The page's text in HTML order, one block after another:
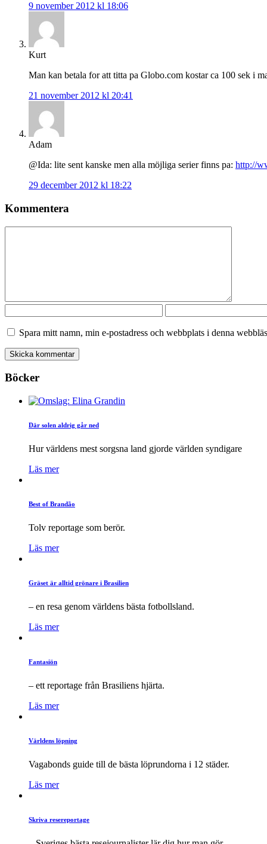
9 november 2012 kl 18:06
Kurt
Man kan betala for att titta pa Globo.com kostar ca 100 sek i
21 november 2012 kl 20:41
Adam
@Ida: lite sent kanske men alla möjliga serier finns pa: http://
29 december 2012 kl 18:22
Kommentera
Spara mitt namn, min e-postadress och webbplats i denna
Böcker
Där solen aldrig går ned
Hur världens mest sorgsna land gjorde världen syndigare
Läs mer
Best of Brandão
Tolv reportage som berör.
Läs mer
Gräset är alltid grönare i Brasilien
– en resa genom världens bästa fotbollsland.
Läs mer
Fantasiön
– ett reportage från Brasiliens hjärta.
Läs mer
Världens löpning
Vagabonds guide till de bästa löprundorna i 12 städer.
Läs mer
Skriva resereportage